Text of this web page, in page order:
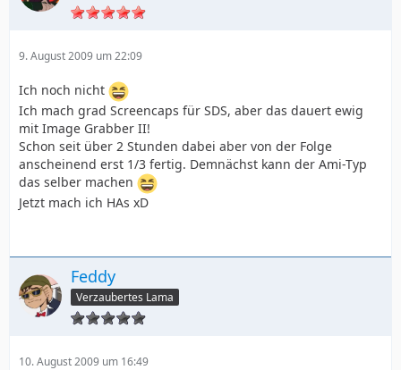
9. August 2009 um 22:09
Ich noch nicht
Ich mach grad Screencaps für SDS, aber das dauert ewig
mit Image Grabber II!
Schon seit über 2 Stunden dabei aber von der Folge
anscheinend erst 1/3 fertig. Demnächst kann der Ami-Typ
das selber machen
Jetzt mach ich HAs xD
Feddy
Verzaubertes Lama
10. August 2009 um 16:49